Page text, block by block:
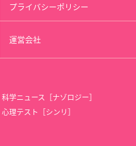
プライバシーポリシー
運営会社
科学ニュース［ナゾロジー］
心理テスト［シンリ］